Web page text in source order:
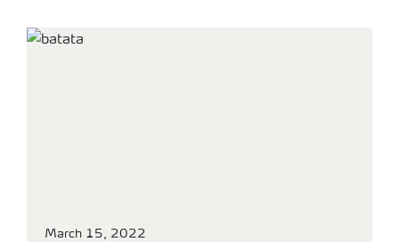
March 15, 2022